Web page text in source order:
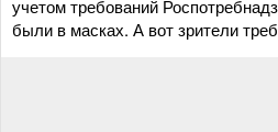
учетом требований
были в масках. А вот зрители